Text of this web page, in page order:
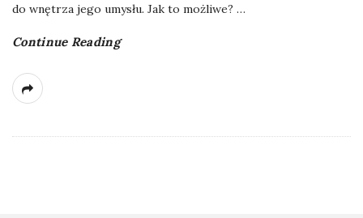
do wnętrza jego umysłu. Jak to możliwe? …
Continue Reading